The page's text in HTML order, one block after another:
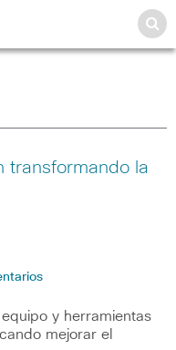
transformando la
y herramientas
mejorar el